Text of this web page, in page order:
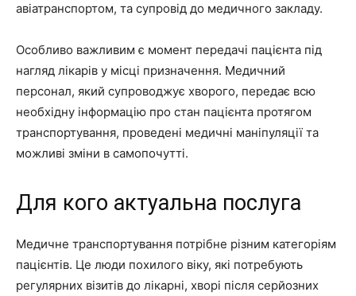
авіатранспортом, та супровід до медичного закладу.
Особливо важливим є момент передачі пацієнта під
нагляд лікарів у місці призначення. Медичний
персонал, який супроводжує хворого, передає всю
необхідну інформацію про стан пацієнта протягом
транспортування, проведені медичні маніпуляції та
можливі зміни в самопочутті.
Для кого актуальна послуга
Медичне транспортування потрібне різним категоріям
пацієнтів. Це люди похилого віку, які потребують
регулярних візитів до лікарні, хворі після серйозних